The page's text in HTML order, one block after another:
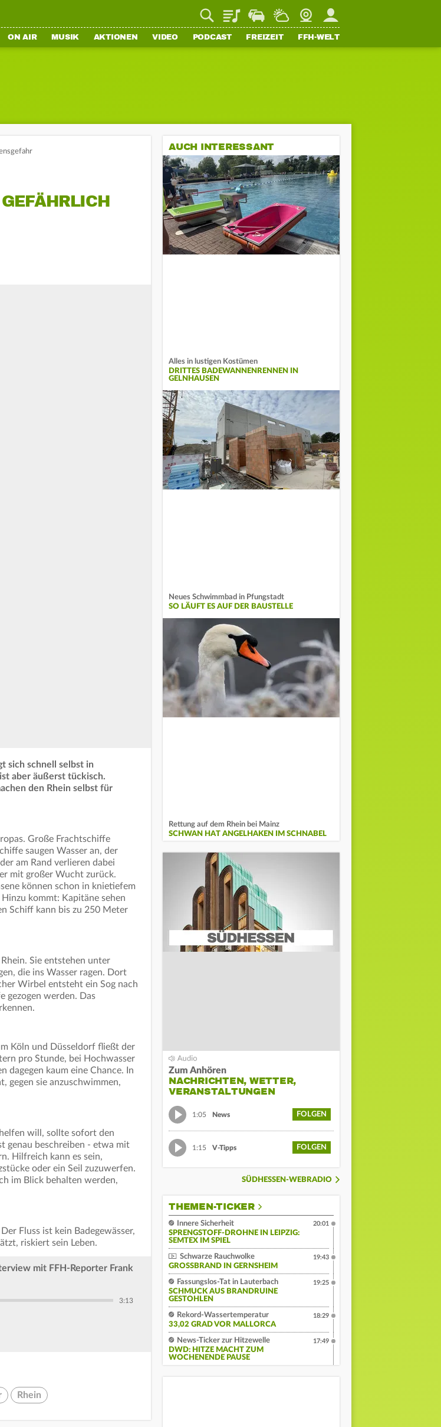
PlaylistStaupilotWetterWebcamMein FFH
ON AIR MUSIK AKTIONEN VIDEO PODCAST FREIZEIT FFH-WELT
sich schnell selbst in
aber äußerst tückisch.
den Rhein selbst für
Große Frachtschiffe
saugen Wasser an, der
am Rand verlieren dabei
mit großer Wucht zurück.
können schon in knietiefem
kommt: Kapitäne sehen
Schiff kann bis zu 250 Meter
Sie entstehen unter
die ins Wasser ragen. Dort
Wirbel entsteht ein Sog nach
gezogen werden. Das
Köln und Düsseldorf fließt der
pro Stunde, bei Hochwasser
dagegen kaum eine Chance. In
gegen sie anzuschwimmen,
will, sollte sofort den
genau beschreiben - etwa mit
Hilfreich kann es sein,
oder ein Seil zuzuwerfen.
im Blick behalten werden,
Fluss ist kein Badegewässer,
riskiert sein Leben.
mit FFH-Reporter Frank
3:13
Rhein
AUCH INTERESSANT
Alles in lustigen Kostümen
DRITTES BADEWANNENRENNEN IN
GELNHAUSEN
Neues Schwimmbad in Pfungstadt
SO LÄUFT ES AUF DER BAUSTELLE
Rettung auf dem Rhein bei Mainz
SCHWAN HAT ANGELHAKEN IM SCHNABEL
Zum Anhören
NACHRICHTEN, WETTER,
VERANSTALTUNGEN
1:05 News FOLGEN
1:15 V-Tipps FOLGEN
SÜDHESSEN-WEBRADIO
THEMEN-TICKER
Innere Sicherheit
SPRENGSTOFF-DROHNE IN LEIPZIG:
SEMTEX IM SPIEL
20:01
Schwarze Rauchwolke
GROSSBRAND IN GERNSHEIM
19:43
Fassungslos-Tat in Lauterbach
SCHMUCK AUS BRANDRUINE
GESTOHLEN
19:25
Rekord-Wassertemperatur
33,02 GRAD VOR MALLORCA
18:29
News-Ticker zur Hitzewelle
DWD: HITZE MACHT ZUM
WOCHENENDE PAUSE
17:49